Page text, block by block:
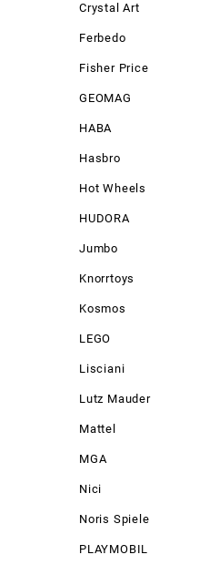
Crystal Art
Ferbedo
Fisher Price
GEOMAG
HABA
Hasbro
Hot Wheels
HUDORA
Jumbo
Knorrtoys
Kosmos
LEGO
Lisciani
Lutz Mauder
Mattel
MGA
Nici
Noris Spiele
PLAYMOBIL